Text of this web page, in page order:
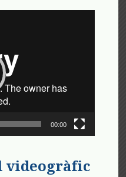
00:00
videogràfic